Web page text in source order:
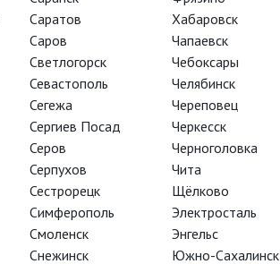
Саратов
Саров
Светлогорск
Севастополь
Сегежа
Сергиев Посад
Серов
Серпухов
Сестрорецк
Симферополь
Смоленск
Снежинск
Хабаровск
Чапаевск
Чебоксары
Челябинск
Череповец
Черкесск
Черноголовка
Чита
Щёлково
Электросталь
Энгельс
Южно-Сахалинск